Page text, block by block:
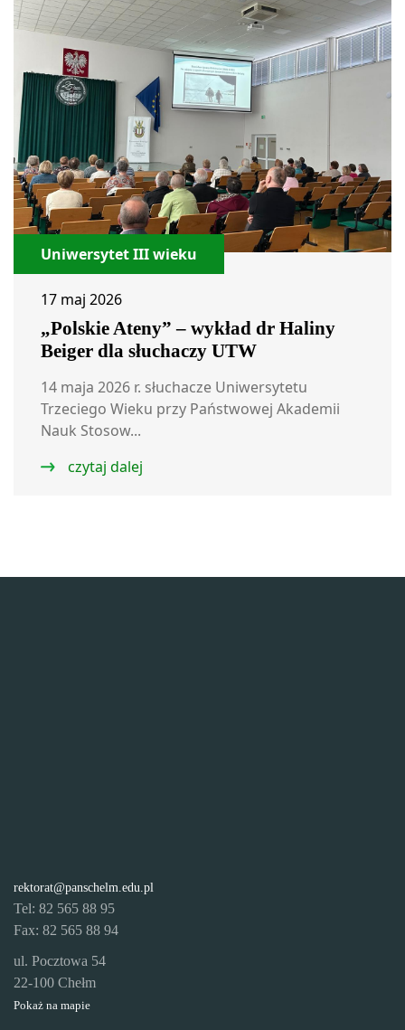
Uniwersytet III wieku
17 maj 2026
„Polskie Ateny” – wykład dr Haliny
Beiger dla słuchaczy UTW
14 maja 2026 r. słuchacze Uniwersytetu
Trzeciego Wieku przy Państwowej Akademii
Nauk Stosow...
czytaj dalej
rektorat@panschelm.edu.pl
Tel: 82 565 88 95
Fax: 82 565 88 94
ul. Pocztowa 54
22-100 Chełm
Pokaż na mapie